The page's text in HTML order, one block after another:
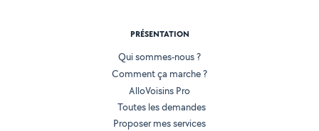
PRÉSENTATION
Qui sommes-nous ?
Comment ça marche ?
AlloVoisins Pro
Toutes les demandes
Proposer mes services